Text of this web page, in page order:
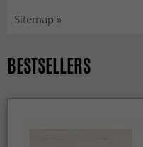
Sitemap »
BESTSELLERS